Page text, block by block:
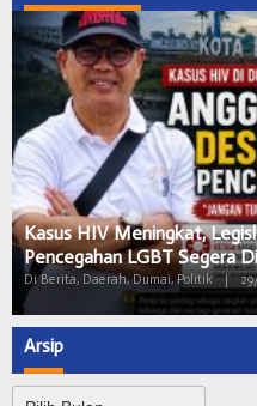
Kasus HIV Meningkat,
Pencegahan LGBT Segera
Di Berita, Daerah, Dumai, Politik |
Arsip